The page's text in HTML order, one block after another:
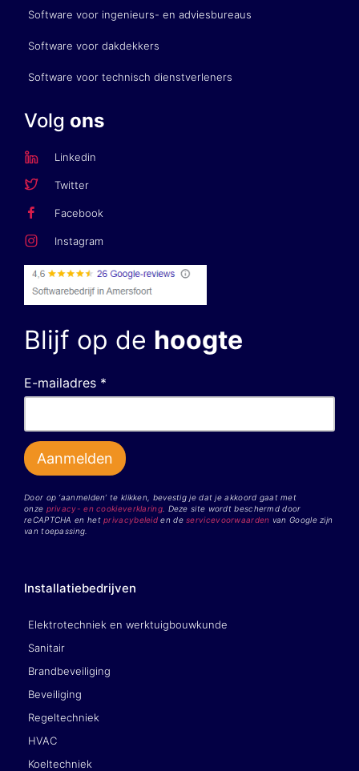
Software voor ingenieurs- en adviesbureaus
Software voor dakdekkers
Software voor technisch dienstverleners
Volg ons
Linkedin
Twitter
Facebook
Instagram
Blijf op de hoogte
E-mailadres *
Door op ‘aanmelden’ te klikken, bevestig je dat je akkoord gaat met
onze privacy- en cookieverklaring. Deze site wordt beschermd door
reCAPTCHA en hetprivacybeleid en deservicevoorwaarden van Google zijn
van toepassing.
Installatiebedrijven
Elektrotechniek en werktuigbouwkunde
Sanitair
Brandbeveiliging
Beveiliging
Regeltechniek
HVAC
Koeltechniek